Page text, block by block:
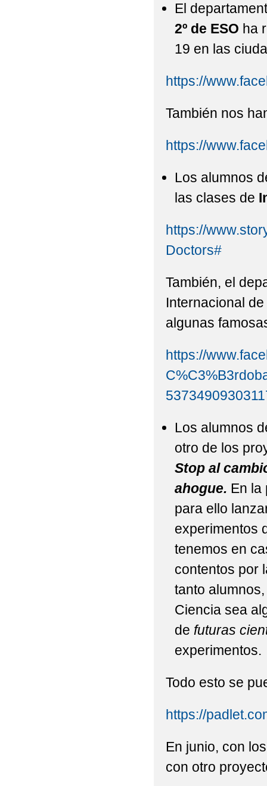
El
2º de ESO ha
19 en las
https://
También nos
https://
Los alumnos
las clases de
https://
Doctors#
También, el
Internacional
algunas
https://
Los alumnos
otro de los
Stop al
ahogue. En la
para ello
experimentos
tenemos en
contentos por
tanto
Ciencia sea
de futuras
experimentos.
Todo esto se
https://
En junio, con
con otro